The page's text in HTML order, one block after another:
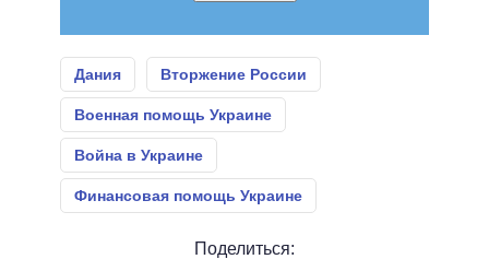
Дания Вторжение России
Военная помощь Украине
Война в Украине
Финансовая помощь Украине
Поделиться: